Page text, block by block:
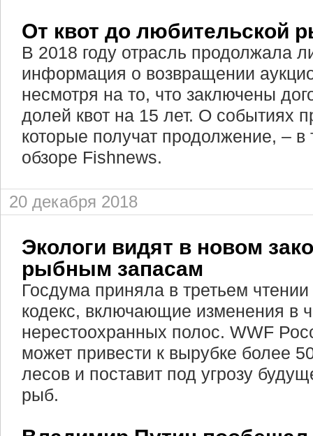
От квот до любительской
В 2018 году отрасль продолжала
информация о возвращении
несмотря на то, что заключены
долей квот на 15 лет. О событиях
которые получат продолжение, –
обзоре Fishnews.
20 декабря 2018
Экологи видят в новом
рыбным запасам
Госдума приняла в третьем
кодекс, включающие изменения в
нерестоохранных полос. WWF
может привести к вырубке более
лесов и поставит под угрозу
рыб.